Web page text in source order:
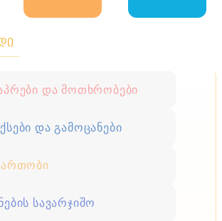
და მოთხრობები
და გამოცანები
სავარჯიშო